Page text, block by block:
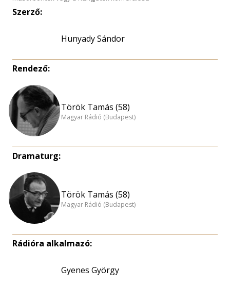
Szerző:
Hunyady Sándor
Rendező:
Török Tamás (58)
Magyar Rádió (Budapest)
Dramaturg:
Török Tamás (58)
Magyar Rádió (Budapest)
Rádióra alkalmazó:
Gyenes György